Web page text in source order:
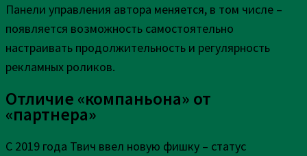
Панели управления автора меняется, в том числе –
появляется возможность самостоятельно
настраивать продолжительность и регулярность
рекламных роликов.
Отличие «компаньона» от
«партнера»
С 2019 года Твич ввел новую фишку – статус